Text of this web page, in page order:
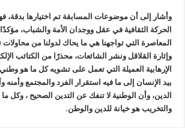
وأشار إلى أن موضوعات المسابقة تم اختيارها بدقة،
الحركة الثقافية في عقل ووجدان الأمة والشباب،
المعاصرة التي تواجهنا هي ما يحاك لدولنا من محاولات
وإثارة القلاقل ونشر الشائعات، محذرًا من الكتائب
الإرهابية العميلة التي تعمل على تشويه كل ما هو
بيد الإنسان إلى ما فيه استقرار الفرد والمجتمع
الدين، وأن الوطنية لا تنفك عن التدين الصحيح ، وكل
والتخريب هو خيانة للدين والوطن.